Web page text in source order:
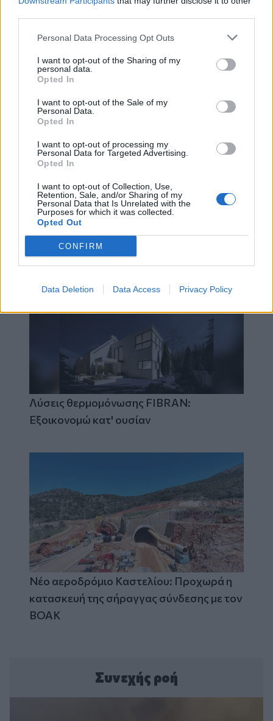
Personal Data Processing Opt Outs
I want to opt-out of the Sharing of my
personal data.
Opted In
I want to opt-out of the Sale of my
Personal Data.
Opted In
I want to opt-out of processing my
Personal Data for Targeted Advertising.
Opted In
I want to opt-out of Collection, Use,
Retention, Sale, and/or Sharing of my
Personal Data that Is Unrelated with the
Purposes for which it was collected.
Opted Out
CONFIRM
Data Deletion Data Access Privacy Policy
Ιούλιο με 2 εκατομμύρια επιβάτες
Νέο MG HS Hybrid+: Το οικογενειακό SUV
των 224 ίππων έφτασε στην Κρήτη - Δείτε
Λύσεις θερμομόνωσης FIBRAN:
Εξοικονομώ κατ' ουσίαν
Νέο αεροδρόμιο Καστελίου: Προχωρά η
κατασκευή της σήραγγας σύνδεσης με τον
ΒΟΑΚ
Συνεχής ροή